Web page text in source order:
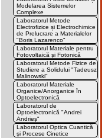
Modelarea Sistemelor
Complexe
Laboratorul Metode
Electrofizice și Electrochimice
de Prelucrare a Materialelor
"Boris Lazarenco"
Laboratorul Materiale pentru
Fotovoltaică și Fotonică
Laboratorul Metode Fizice de
Studiere a Solidului "Tadeusz
Malinowski"
Laboratorul Materiale
Organice/Anorganice în
Optoelectronică
Laboratorul de
Optoelectronică "Andrei
Andrieș"
Laboratorul Optica Cuantică
și Procese Cinetice